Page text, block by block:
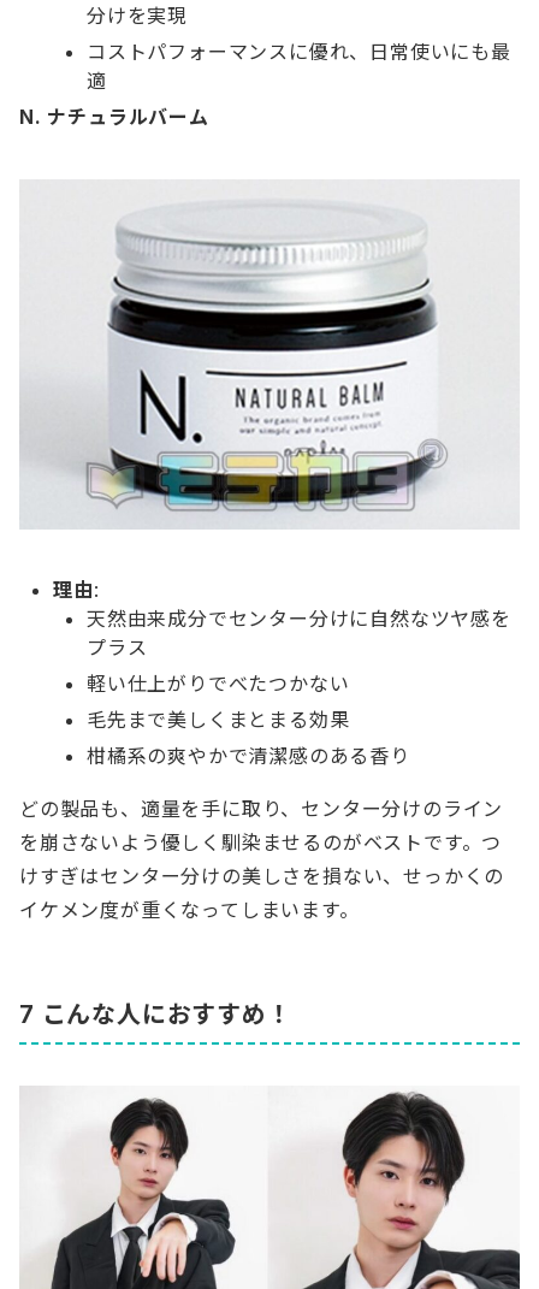
分けを実現
コストパフォーマンスに優れ、日常使いにも最
適
N. ナチュラルバーム
理由:
天然由来成分でセンター分けに自然なツヤ感を
プラス
軽い仕上がりでべたつかない
毛先まで美しくまとまる効果
柑橘系の爽やかで清潔感のある香り
どの製品も、適量を手に取り、センター分けのライン
を崩さないよう優しく馴染ませるのがベストです。つ
けすぎはセンター分けの美しさを損ない、せっかくの
イケメン度が重くなってしまいます。
7 こんな人におすすめ！